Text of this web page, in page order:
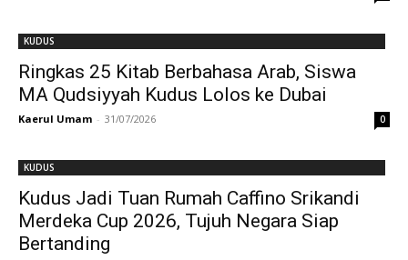
KUDUS
Ringkas 25 Kitab Berbahasa Arab, Siswa
MA Qudsiyyah Kudus Lolos ke Dubai
Kaerul Umam - 31/07/2026 0
KUDUS
Kudus Jadi Tuan Rumah Caffino Srikandi
Merdeka Cup 2026, Tujuh Negara Siap
Bertanding